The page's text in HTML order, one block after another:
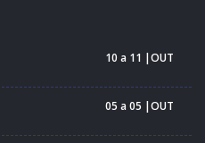
10 a 11 |OUT
05 a 05 |OUT